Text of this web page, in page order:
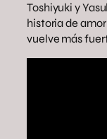
Toshiyuki y
historia de
vuelve más